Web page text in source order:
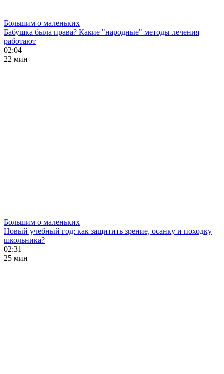
Большим о маленьких
Бабушка была права? Какие "народные" методы лечения
работают
02:04
22 мин
Большим о маленьких
Новый учебный год: как защитить зрение, осанку и походку
школьника?
02:31
25 мин